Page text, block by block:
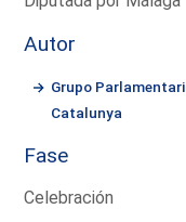
Autor
Grupo
Catalunya
Fase
Celebración